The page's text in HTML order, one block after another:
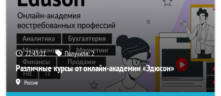
22:43:20 Получили:2
Различные курсы от онлайн-академии «Эдюсон»
Россия